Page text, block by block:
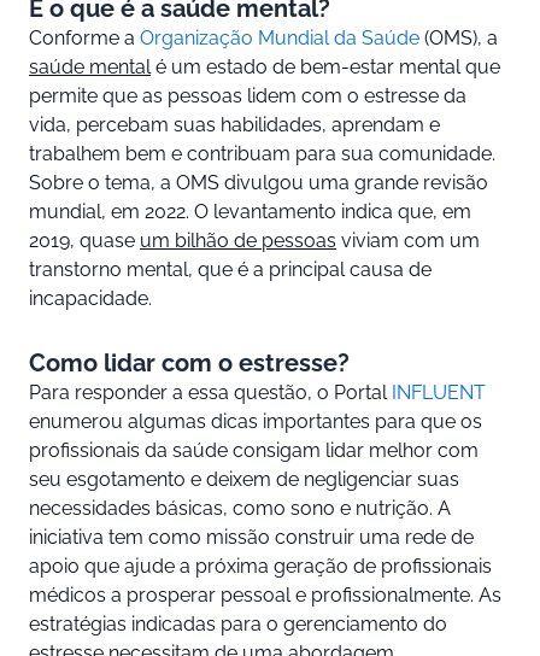
E o que é a saúde mental?
Conforme a Organização Mundial da Saúde (OMS), a
saúde mentalé um estado de bem-estar mental que
permite que as pessoas lidem com o estresse da
vida, percebam suas habilidades, aprendam e
trabalhem bem e contribuam para sua comunidade.
Sobre o tema, a OMS divulgou uma grande revisão
mundial, em 2022. O levantamento indica que, em
2019, quase um bilhão de pessoas viviam com um
transtorno mental, que é a principal causa de
incapacidade.
Como lidar com o estresse?
Para responder a essa questão, o Portal INFLUENT
enumerou algumas dicas importantes para que os
profissionais da saúde consigam lidar melhor com
seu esgotamento e deixem de negligenciar suas
necessidades básicas, como sono e nutrição. A
iniciativa tem como missão construir uma rede de
apoio que ajude a próxima geração de profissionais
médicos a prosperar pessoal e profissionalmente. As
estratégias indicadas para o gerenciamento do